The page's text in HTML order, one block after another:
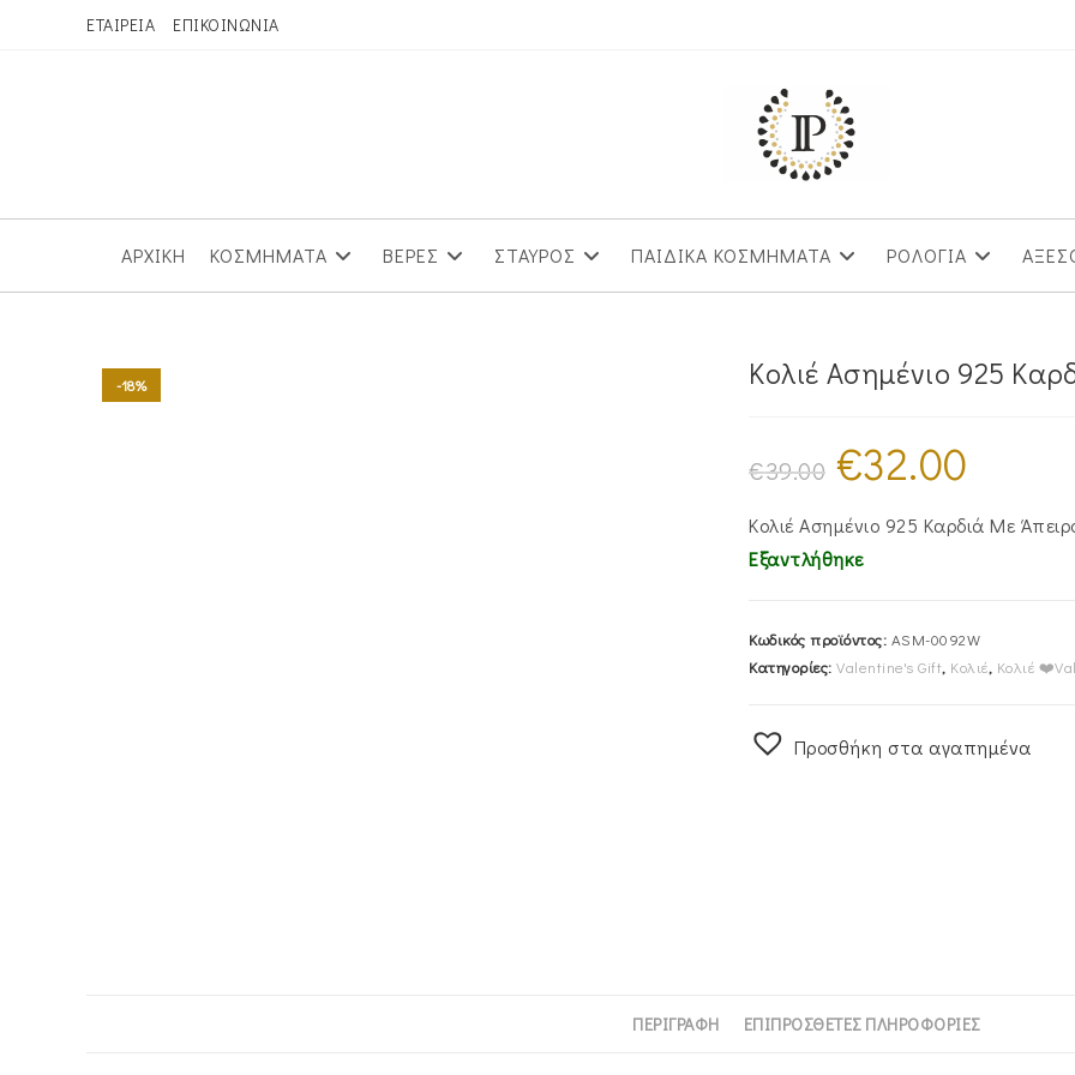
ΕΤΑΙΡΕΙΑ ΕΠΙΚΟΙΝΩΝΙΑ
ΑΡΧΙΚΗ ΚΟΣΜΗΜΑΤΑ ΒΕΡΕΣ ΣΤΑΥΡΟΣ ΠΑΙΔΙΚΑ ΚΟΣΜΗΜΑΤΑ ΡΟΛΟΓΙΑ
-18% Κολιέ Ασημένιο 925
€39.00
Original
price
was:
€32.00
€32.00.
Κολιέ Ασημένιο 925 Καρδιά Με
Εξαντλήθηκε
Κωδικός προϊόντος: ASM-0092W
Κατηγορίες: Valentine's Gift, Κολιέ, Κολιέ
Προσθήκη στα αγαπημένα
ΠΕΡΙΓΡΑΦΉ ΕΠΙΠΡΌΣΘΕΤΕΣ ΠΛΗΡΟΦΟΡΊΕΣ